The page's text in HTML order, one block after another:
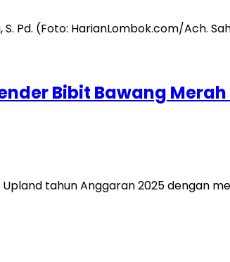
Bibit Bawang
tahun Anggaran 2025 dengan